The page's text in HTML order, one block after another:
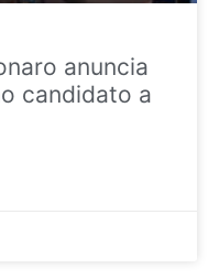
anuncia
candidato a